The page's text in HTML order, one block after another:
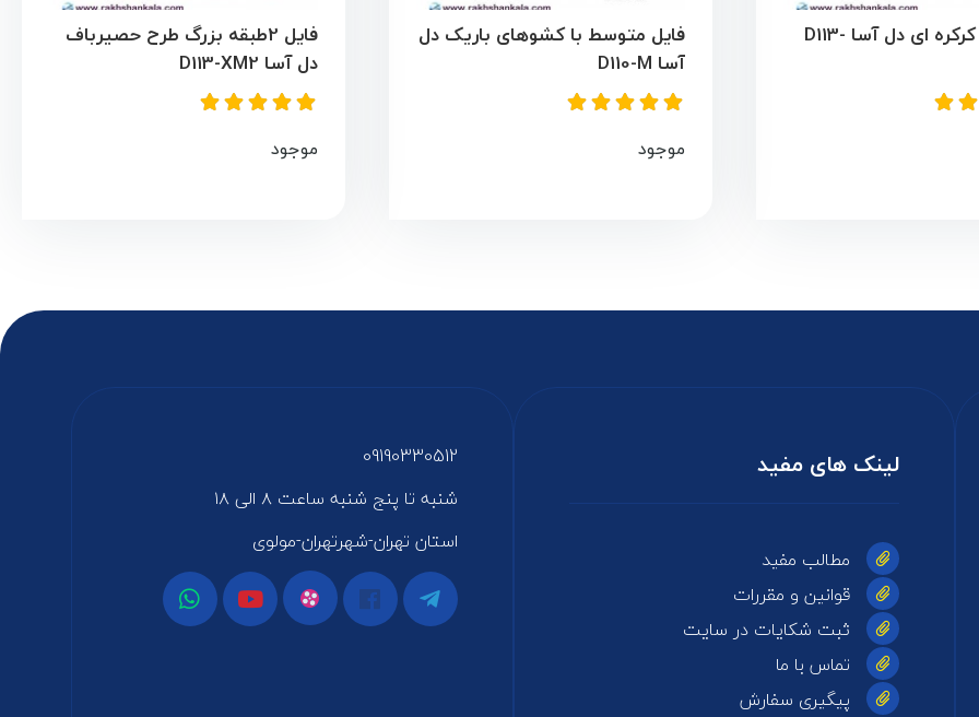
فایل مدل کرکره ای دل آسا D113-
فایل متوسط با کشوهای باریک دل
آسا D110-M
موجود
فایل 2طبقه بزرگ طرح حصیرباف
دل آسا D113-XM2
موجود
لینک های مفید
مطالب مفید
قوانین و مقررات
ثبت شکایات در سایت
تماس با ما
پیگیری سفارش
09190330512
شنبه تا پنج شنبه ساعت ۸ الی ۱۸
استان تهران-شهرتهران-مولوی